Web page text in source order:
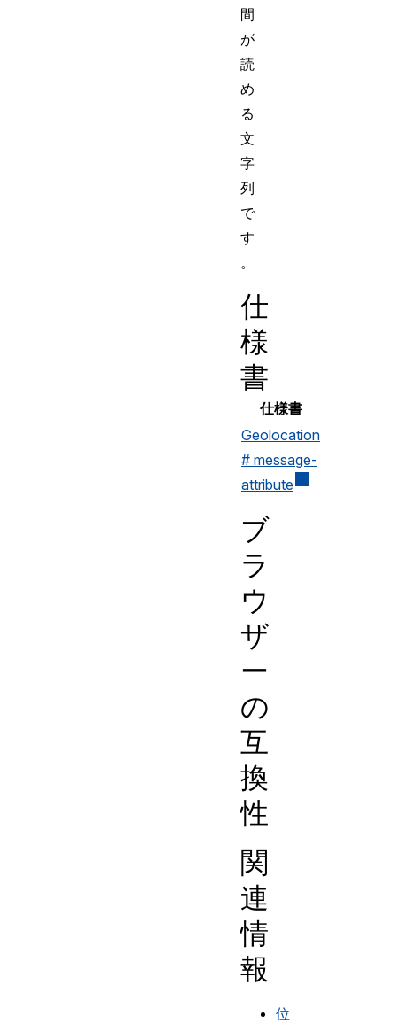
間
が
読
め
る
文
字
列
で
す
。
仕
様
書
仕様書
Geolocation
# message-
attribute
ブ
ラ
ウ
ザ
ー
の
互
換
性
関
連
情
報
位